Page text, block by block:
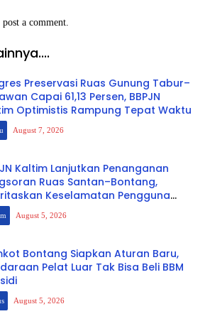
post a comment.
Preservasi Ruas Gunung Tabur–
Capai 61,13 Persen, BBPJN
Optimistis Rampung Tepat Waktu
August 7, 2026
Kaltim Lanjutkan Penanganan
Ruas Santan–Bontang,
Keselamatan Pengguna
August 5, 2026
Bontang Siapkan Aturan Baru,
Pelat Luar Tak Bisa Beli BBM
August 5, 2026